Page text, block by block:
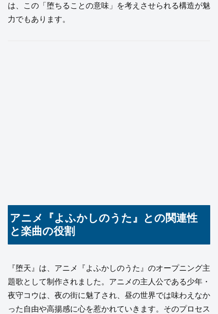
は、この「堕ちることの意味」を考えさせられる構造が魅
力でもあります。
アニメ『よふかしのうた』との関連性
と楽曲の役割
『堕天』は、アニメ『よふかしのうた』のオープニング主
題歌として制作されました。アニメの主人公である少年・
夜守コウは、夜の街に魅了され、昼の世界では味わえなか
った自由や高揚感に心を惹かれていきます。そのプロセス